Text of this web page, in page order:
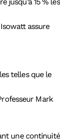
assure
telles que le
Mark
une continuité